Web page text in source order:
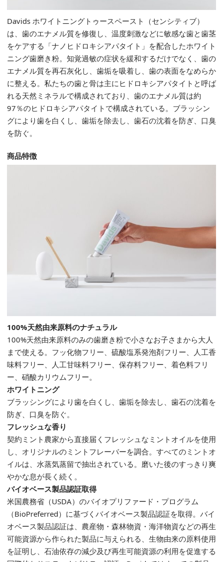
Davids ホワイトニングトゥースペースト（センシティブ）
は、歯のエナメル質を修復し、温度刺激などに敏感な歯と歯茎
をケアする「ナノヒドロキシアパタイト」を配合したホワイト
ニング歯磨き粉。知覚過敏の症状を緩和するだけでなく、歯の
エナメル質を再石灰化し、歯垢を吸着し、歯の表面をなめらか
に整える。私たちの歯と骨は主にヒドロキシアパタイトと呼ば
れる天然ミネラルで構成されており、歯のエナメル質は約
97％のヒドロキシアパタイトで構成されている。ブラッシン
グにより歯を白くし、歯垢を除去し、歯石の沈着を防ぎ、口臭
を防ぐ。
商品特徴
100%天然由来原料のナチュラル
100%天然由来原料のみの歯磨き粉で小さなお子さまから大人
まで使える。フッ化物フリー、硫酸塩系発泡剤フリー、人工香
味料フリー、人工甘味料フリー、保存料フリー、着色料フリ
ー、硝酸カリウムフリー。
ホワイトニング
ブラッシングにより歯を白くし、歯垢を除去し、歯石の沈着を
防ぎ、口臭を防ぐ。
フレッシュな香り
契約ミント農家から直接届くフレッシュなミントオイルを使用
し、オリジナルのミントフレーバーを調合。すべてのミントオ
イルは、水蒸気蒸留で抽出されている。磨いた後のすっきり爽
やかな息が長く続く。
バイオベース製品認証取得
米国農務省（USDA）のバイオプリファード・プログラム
（BioPreferred）に基づくバイオベース製品認証を取得。バイ
オベース製品認証は、農産物・森林物資・海洋物資などの再生
可能資源から作られた製品に与えられる、生物由来の原料使用
を証明し、石油依存の減少及び再生可能資源の利用を促進する